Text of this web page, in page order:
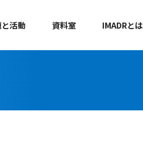
活動 資料室 IMADRとは